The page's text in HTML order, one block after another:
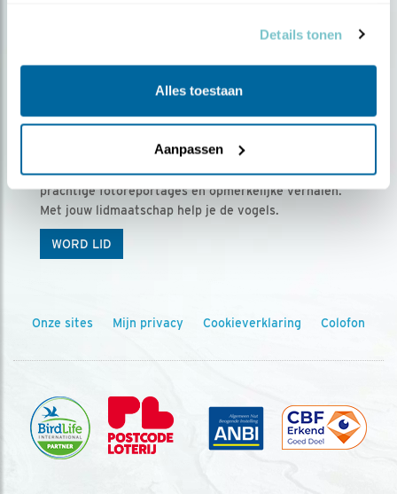
Details tonen
Alles toestaan
Aanpassen
Ontvang 5 x Vogels voor € 36,00 per jaar
Vogels is het tijdschrift voor onze leden, met
prachtige fotoreportages en opmerkelijke verhalen.
Met jouw lidmaatschap help je de vogels.
WORD LID
Onze sites Mijn privacy Cookieverklaring Colofon